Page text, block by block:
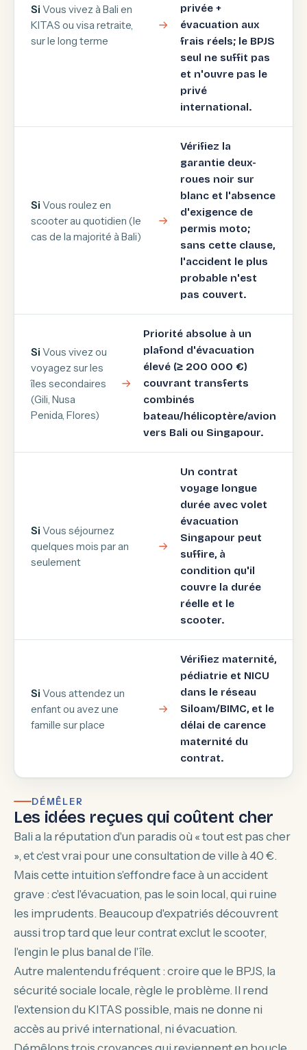
Si Vous vivez à Bali en
KITAS ou visa retraite,
sur le long terme
privée +
évacuation aux
frais réels; le BPJS
seul ne suffit pas
et n'ouvre pas le
privé
international.
Si Vous roulez en
scooter au quotidien (le
cas de la majorité à Bali)
Vérifiez la
garantie deux-
roues noir sur
blanc et l'absence
d'exigence de
permis moto;
sans cette clause,
l'accident le plus
probable n'est
pas couvert.
Si Vous vivez ou
voyagez sur les
îles secondaires
(Gili, Nusa
Penida, Flores)
Priorité absolue à un
plafond d'évacuation
élevé (≥ 200 000 €)
couvrant transferts
combinés
bateau/hélicoptère/avion
vers Bali ou Singapour.
Si Vous séjournez
quelques mois par an
seulement
Un contrat
voyage longue
durée avec volet
évacuation
Singapour peut
suffire, à
condition qu'il
couvre la durée
réelle et le
scooter.
Si Vous attendez un
enfant ou avez une
famille sur place
Vérifiez maternité,
pédiatrie et NICU
dans le réseau
Siloam/BIMC, et le
délai de carence
maternité du
contrat.
DÉMÊLER
Les idées reçues qui coûtent cher
Bali a la réputation d'un paradis où « tout est pas cher
», et c'est vrai pour une consultation de ville à 40 €.
Mais cette intuition s'effondre face à un accident
grave : c'est l'évacuation, pas le soin local, qui ruine
les imprudents. Beaucoup d'expatriés découvrent
aussi trop tard que leur contrat exclut le scooter,
l'engin le plus banal de l'île.
Autre malentendu fréquent : croire que le BPJS, la
sécurité sociale locale, règle le problème. Il rend
l'extension du KITAS possible, mais ne donne ni
accès au privé international, ni évacuation.